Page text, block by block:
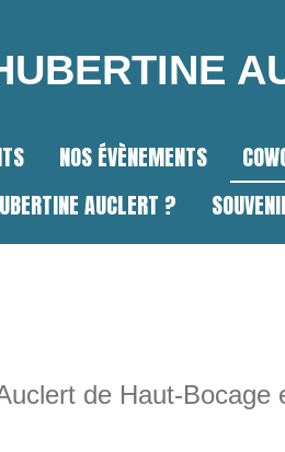
NOS ÉVÈNEMENTS
AUCLERT ?
de Haut-